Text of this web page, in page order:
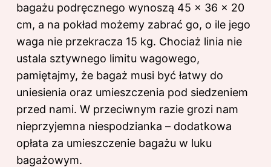
bagażu podręcznego wynoszą 45 x 36 x 20
cm, a na pokład możemy zabrać go, o ile jego
waga nie przekracza 15 kg. Chociaż linia nie
ustala sztywnego limitu wagowego,
pamiętajmy, że bagaż musi być łatwy do
uniesienia oraz umieszczenia pod siedzeniem
przed nami. W przeciwnym razie grozi nam
nieprzyjemna niespodzianka – dodatkowa
opłata za umieszczenie bagażu w luku
bagażowym.